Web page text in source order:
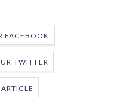
FACEBOOK
TWITTER